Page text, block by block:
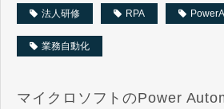
法人研修 RPA
業務自動化
マイクロソフトのPower